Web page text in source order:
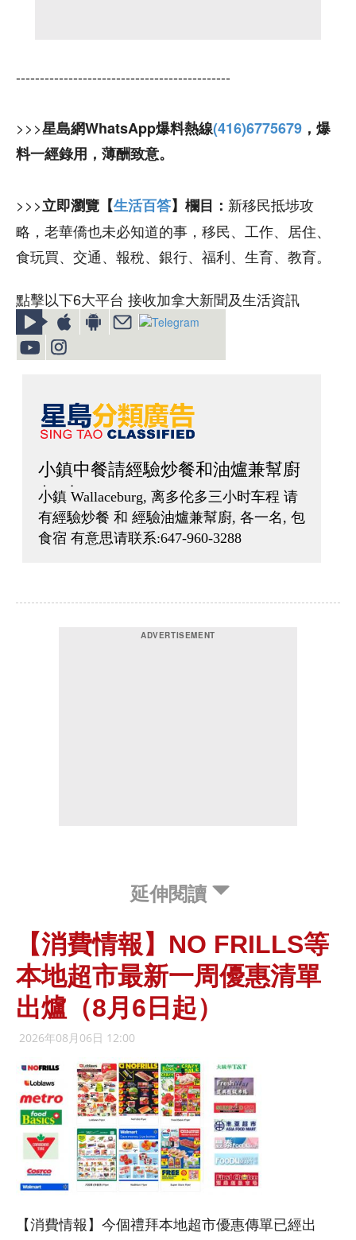
---------------------------------------------
>>>星島網WhatsApp爆料熱線(416)6775679 ，爆
料一經錄用，薄酬致意。
>>>立即瀏覽【生活百答】欄目： 新移民抵埗攻
略，老華僑也未必知道的事，移民、工作、居住、
食玩買、交通、報稅、銀行、福利、生育、教育。
點擊以下6大平台 接收加拿大新聞及生活資訊
延伸閱讀
【消費情報】NO FRILLS等
本地超市最新一周優惠清單
出爐（8月6日起）
2026年08月06日 12:00
【消費情報】今個禮拜本地超市優惠傳單已經出